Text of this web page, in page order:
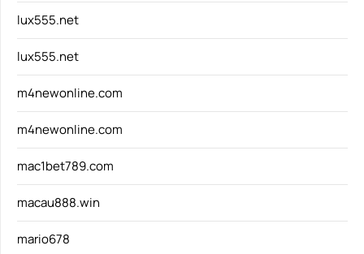
lux555.net
lux555.net
m4newonline.com
m4newonline.com
mac1bet789.com
macau888.win
mario678